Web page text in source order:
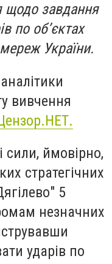
щодо завдання
по об’єктах
України.
вивчення
сили, ймовірно,
стратегічних
5
незначних
ударів по